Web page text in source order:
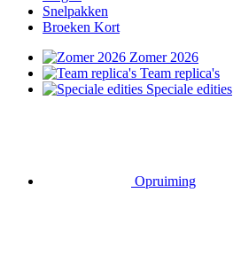
Snelpakken
Broeken Kort
Zomer 2026
Team replica's
Speciale edities